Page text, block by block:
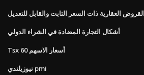
العقارية ذات السعر الثابت والقابل للتعديل
أشكال التجارة المضادة في الشراء الدولي
Tsx 60 أسعار الاسهم
نيوزيلندي pmi